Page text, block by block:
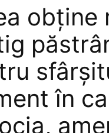
obţine
în